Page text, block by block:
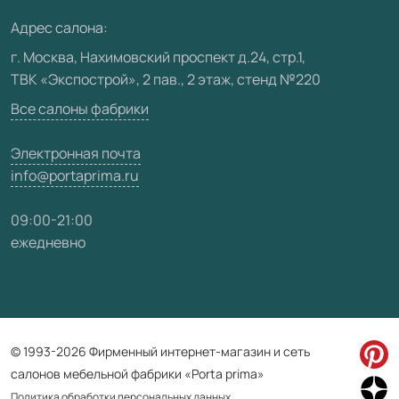
Карта сайта
Адрес салона:
г. Москва, Нахимовский проспект д.24, стр.1,
ТВК «Экспострой», 2 пав., 2 этаж, стенд №220
Все салоны фабрики
Электронная почта
info@portaprima.ru
09:00-21:00
ежедневно
© 1993-2026 Фирменный интернет-магазин и сеть
салонов мебельной фабрики «Porta prima»